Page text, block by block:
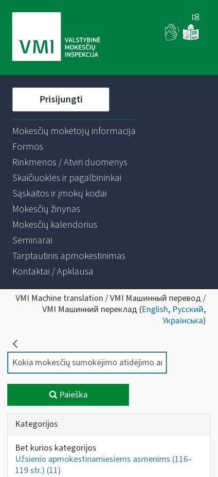
Prisijungti
Mokesčių mokėtojų informacija
Formos
Rinkmenos / Atviri duomenys
Skaičiuoklės ir pagalbininkai
Sąskaitos ir įmokų kodai
Mokesčių žinynas
Mokesčių kalendorius
Seminarai
Tarptautinis apmokestinimas
Kontaktai / Apklausa
VMI Machine translation / VMI Машинный перевод /
VMI Машинний переклад (English, Русский,
Українська)
Paieška
Kategorijos
Bet kurios kategorijos
Užsienio apmokestinamiesiems asmenims (116–
119 str.) (11)